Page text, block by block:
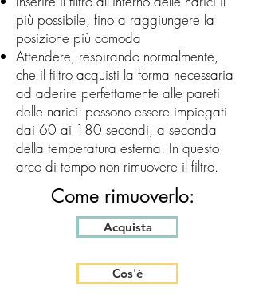
più possibile, fino a raggiungere la
posizione più comoda
Attendere, respirando normalmente,
che il filtro acquisti la forma necessaria
ad aderire perfettamente alle pareti
delle narici: possono essere impiegati
dai 60 ai 180 secondi, a seconda
della temperatura esterna. In questo
arco di tempo non rimuovere il filtro.
Come rimuoverlo:
Acquista
Cos'è